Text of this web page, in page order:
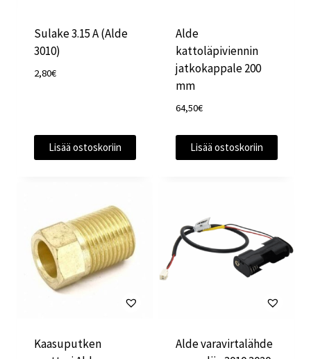
Sulake 3.15 A (Alde
3010)
2,80€
Lisää ostoskoriin
Alde
kattoläpiviennin
jatkokappale 200
mm
64,50€
Lisää ostoskoriin
Kaasuputken
Alde varavirtalähde